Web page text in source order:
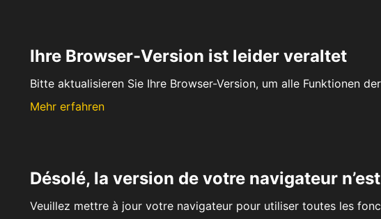
Ihre Browser-Version ist leider veraltet
Bitte aktualisieren Sie Ihre Browser-Version, um alle Funktionen
Mehr erfahren
Désolé, la version de votre navigateur
Veuillez mettre à jour votre navigateur pour utiliser toutes les